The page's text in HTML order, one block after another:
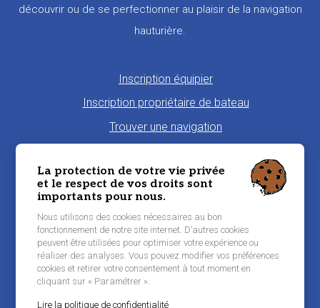
découvrir ou de se perfectionner au plaisir de la navigation
hauturière.
Inscription équipier
Inscription propriétaire de bateau
Trouver une navigation
La charte Morbi'Embark
Niveau de pratique maritime
Conditions générales d'utilisation
Contacter Morbi’Embark
Mentions légales
La protection de votre vie privée
et le respect de vos droits sont
importants pour nous.
Nous utilisons des cookies nécessaires au bon
fonctionnement de notre site internet. D’autres cookies
peuvent être utilisées pour optimiser votre expérience ou
réaliser des analyses. Vous pouvez modifier vos préférences
cookies et retirer votre consentement à tout moment en
cliquant sur « Paramétrer ».
Lire la politique de confidentialité